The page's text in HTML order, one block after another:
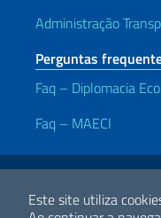
Este site utiliza
Administração
Perguntas
Faq – Diplomacia
Faq – MAECI
Links Úteis